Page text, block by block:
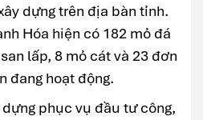
dựng trên địa bàn tỉnh.
Hóa hiện có 182 mỏ đá
lấp, 8 mỏ cát và 23 đơn
đang hoạt động.
phục vụ đầu tư công,